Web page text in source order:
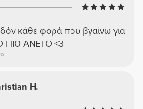
κάθε φορά που βγαίνω για
ΠΙΟ ΑΝΕΤΟ <3
H.